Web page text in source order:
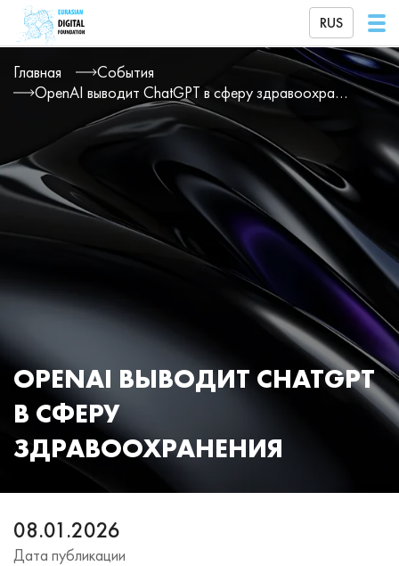
RUS
Главная
События
OpenAI выводит ChatGPT в сферу здравоохранения
OPENAI ВЫВОДИТ CHATGPT
В СФЕРУ
ЗДРАВООХРАНЕНИЯ
08.01.2026
Дата публикации